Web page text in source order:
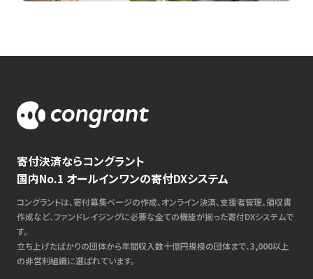
寄付決済ならコングラント
国内No.1 オールインワンの寄付DXシステム
コングラントは、寄付募集ページの作成、オンライン決済、支援者管理、領収書
作成など、ファンドレイジングに必要な全ての機能が揃った寄付DXシステムで
す。
立ち上げたばかりの団体から年間収入数十億円規模の団体まで、3,000以上
の非営利組織に選ばれています。